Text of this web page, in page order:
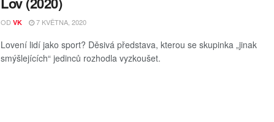
OD VK 7 KVĚTNA, 2020
Lovení lidí jako sport? Děsivá představa, kterou se skupinka „jinak
smýšlejících“ jedinců rozhodla vyzkoušet.